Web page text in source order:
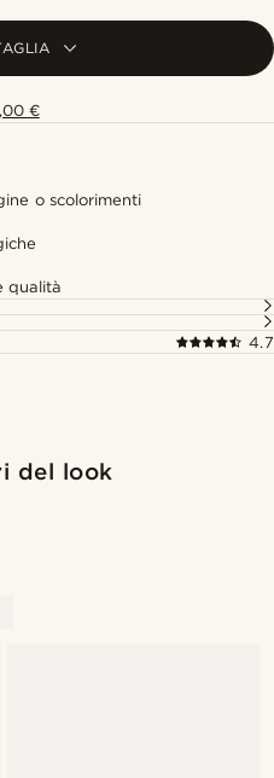
€
o scolorimenti
qualità
4.7
del look